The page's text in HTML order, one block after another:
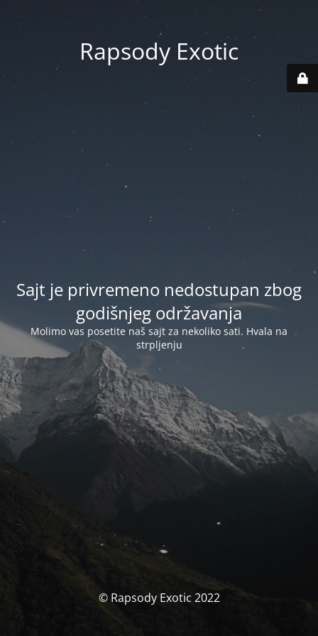
Rapsody Exotic
Sajt je privremeno nedostupan zbog
godišnjeg održavanja
Molimo vas posetite naš sajt za nekoliko sati. Hvala na
strpljenju
© Rapsody Exotic 2022